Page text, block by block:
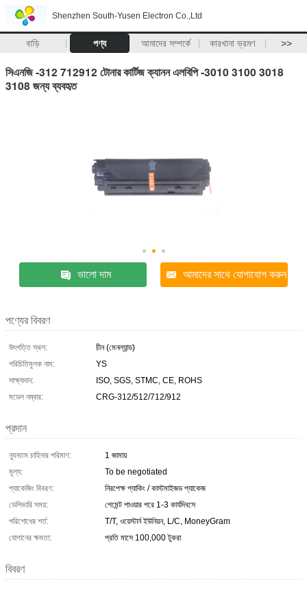
Shenzhen South-Yusen Electron Co.,Ltd
বাড়ি পণ্য আমাদের সম্পর্কে কারখানা ভ্রমণ >>
সিএনজি -312 712912 টোনার কার্টিজ ক্যানন এলবিপি -3010 3100 3018
3108 জন্য ব্যবহৃত
ভালো দাম আমাদের সাথে যোগাযোগ করুন
পণ্যের বিবরণ
উৎপত্তি স্থল:
চীন (মেনল্যান্ড)
পরিচিতিমুলক নাম:
YS
সাক্ষ্যদান:
ISO, SGS, STMC, CE, ROHS
মডেল নম্বার:
CRG-312/512/712/912
প্রদান
ন্যূনতম চাহিদার পরিমাণ:
1 জামায়
মূল্য:
To be negotiated
প্যাকেজিং বিবরণ:
নিরপেক্ষ প্যাকিং / কাস্টমাইজড প্যাকেজ
ডেলিভারি সময়:
পেমেন্ট পাওয়ার পরে 1-3 কার্যদিবসে
পরিশোধের শর্ত:
T/T, ওয়েস্টার্ন ইউনিয়ন, L/C, MoneyGram
যোগানের ক্ষমতা:
প্রতি মাসে 100,000 টুকরা
বিবরণ